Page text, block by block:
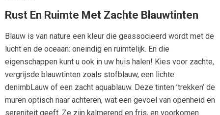
Rust En Ruimte Met Zachte Blauwtinten
Blauw is van nature een kleur die geassocieerd wordt met de
lucht en de oceaan: oneindig en ruimtelijk. En die
eigenschappen kunt u ook in uw huis halen! Kies voor zachte,
vergrijsde blauwtinten zoals stofblauw, een lichte
denimbLauw of een zacht aquablauw. Deze tinten ’trekken’ de
muren optisch naar achteren, wat een gevoel van openheid en
sereniteit geeft. Ze zijn kalmerend en fris, en voorkomen